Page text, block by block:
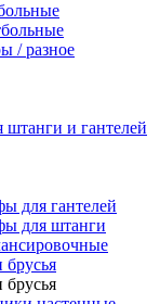
/ разное
и гантелей
для гантелей
для штанги